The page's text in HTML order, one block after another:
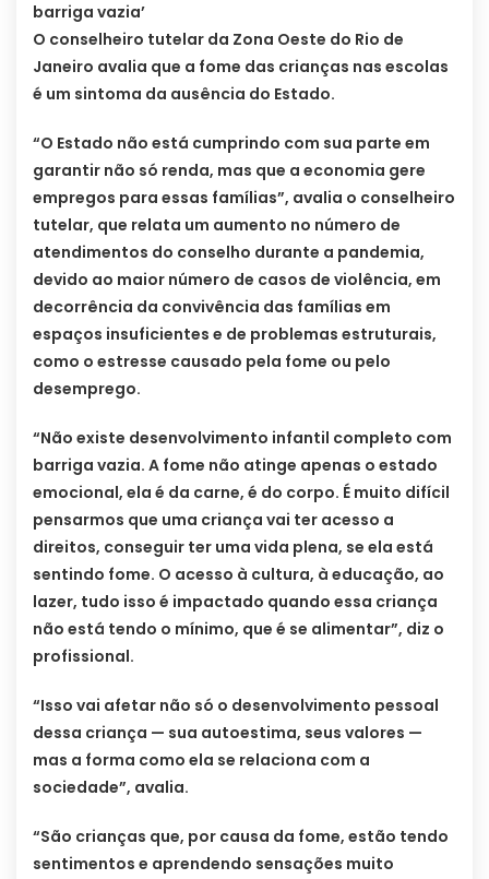
barriga vazia’
O conselheiro tutelar da Zona Oeste do Rio de
Janeiro avalia que a fome das crianças nas escolas
é um sintoma da ausência do Estado.
“O Estado não está cumprindo com sua parte em
garantir não só renda, mas que a economia gere
empregos para essas famílias”, avalia o conselheiro
tutelar, que relata um aumento no número de
atendimentos do conselho durante a pandemia,
devido ao maior número de casos de violência, em
decorrência da convivência das famílias em
espaços insuficientes e de problemas estruturais,
como o estresse causado pela fome ou pelo
desemprego.
“Não existe desenvolvimento infantil completo com
barriga vazia. A fome não atinge apenas o estado
emocional, ela é da carne, é do corpo. É muito difícil
pensarmos que uma criança vai ter acesso a
direitos, conseguir ter uma vida plena, se ela está
sentindo fome. O acesso à cultura, à educação, ao
lazer, tudo isso é impactado quando essa criança
não está tendo o mínimo, que é se alimentar”, diz o
profissional.
“Isso vai afetar não só o desenvolvimento pessoal
dessa criança — sua autoestima, seus valores —
mas a forma como ela se relaciona com a
sociedade”, avalia.
“São crianças que, por causa da fome, estão tendo
sentimentos e aprendendo sensações muito